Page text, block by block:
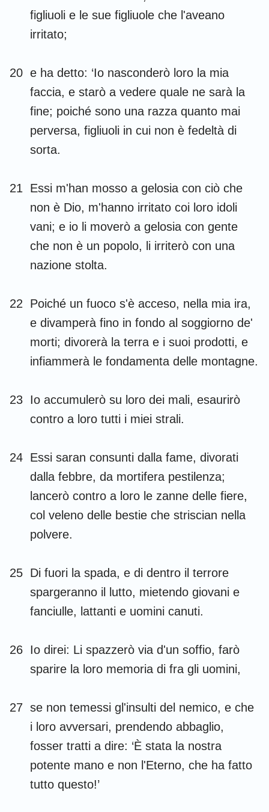
figliuoli e le sue figliuole che l'aveano
irritato;
20 e ha detto: ‘Io nasconderò loro la mia
faccia, e starò a vedere quale ne sarà la
fine; poiché sono una razza quanto mai
perversa, figliuoli in cui non è fedeltà di
sorta.
21
Essi m'han mosso a gelosia con ciò che
non è Dio, m'hanno irritato coi loro idoli
vani; e io li moverò a gelosia con gente
che non è un popolo, li irriterò con una
nazione stolta.
22
Poiché un fuoco s'è acceso, nella mia ira,
e divamperà fino in fondo al soggiorno de'
morti; divorerà la terra e i suoi prodotti, e
infiammerà le fondamenta delle montagne.
23 Io accumulerò su loro dei mali, esaurirò
contro a loro tutti i miei strali.
24 Essi saran consunti dalla fame, divorati
dalla febbre, da mortifera pestilenza;
lancerò contro a loro le zanne delle fiere,
col veleno delle bestie che striscian nella
polvere.
25 Di fuori la spada, e di dentro il terrore
spargeranno il lutto, mietendo giovani e
fanciulle, lattanti e uomini canuti.
26 Io direi: Li spazzerò via d'un soffio, farò
sparire la loro memoria di fra gli uomini,
27 se non temessi gl'insulti del nemico, e che
i loro avversari, prendendo abbaglio,
fosser tratti a dire: ‘È stata la nostra
potente mano e non l'Eterno, che ha fatto
tutto questo!’